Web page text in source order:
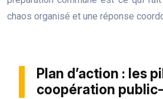
chaos organisé et une réponse
Plan d’action : les
coopération